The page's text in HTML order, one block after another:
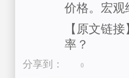
价格。宏观
【原文链
率？
分享到： 0